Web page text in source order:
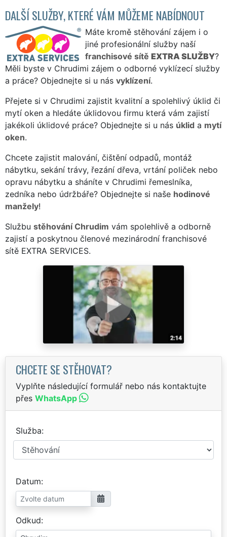
DALŠÍ SLUŽBY, KTERÉ VÁM MŮŽEME NABÍDNOUT
Máte kromě stěhování zájem i o
jiné profesionální služby naší
franchisové sítě EXTRA SLUŽBY?
Měli byste v Chrudimi zájem o odborné vyklízecí služby
a práce? Objednejte si u nás vyklízení.
Přejete si v Chrudimi zajistit kvalitní a spolehlivý úklid či
mytí oken a hledáte úklidovou firmu která vám zajistí
jakékoli úklidové práce? Objednejte si u nás úklid a mytí
oken.
Chcete zajistit malování, čištění odpadů, montáž
nábytku, sekání trávy, řezání dřeva, vrtání poliček nebo
opravu nábytku a sháníte v Chrudimi řemeslníka,
zedníka nebo údržbáře? Objednejte si naše hodinové
manžely!
Službu stěhování Chrudim vám spolehlivě a odborně
zajistí a poskytnou členové mezinárodní franchisové
sítě EXTRA SERVICES.
CHCETE SE STĚHOVAT?
Vyplňte následující formulář nebo nás kontaktujte
přes WhatsApp
Služba
Datum
Odkud